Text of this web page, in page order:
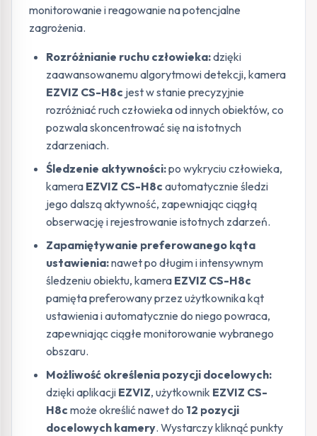
monitorowanie i reagowanie na potencjalne
zagrożenia.
Rozróżnianie ruchu człowieka:dzięki
zaawansowanemu algorytmowi detekcji, kamera
EZVIZ CS-H8c jest w stanie precyzyjnie
rozróżniać ruch człowieka od innych obiektów, co
pozwala skoncentrować się na istotnych
zdarzeniach.
Śledzenie aktywności:po wykryciu człowieka,
kamera EZVIZ CS-H8cautomatycznie śledzi
jego dalszą aktywność, zapewniając ciągłą
obserwację i rejestrowanie istotnych zdarzeń.
Zapamiętywanie preferowanego kąta
ustawienia:nawet po długim i intensywnym
śledzeniu obiektu, kamera EZVIZ CS-H8c
pamięta preferowany przez użytkownika kąt
ustawienia i automatycznie do niego powraca,
zapewniając ciągłe monitorowanie wybranego
obszaru.
Możliwość określenia pozycji docelowych:
dzięki aplikacji EZVIZ, użytkownik EZVIZ CS-
H8cmoże określić nawet do 12 pozycji
docelowych kamery. Wystarczy kliknąć punkty